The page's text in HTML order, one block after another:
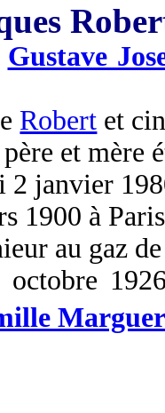
Gustave
Robert et
et mère
2 janvier
1900 à
au gaz